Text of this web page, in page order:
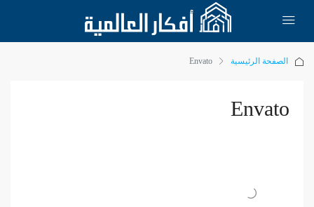
الصفحة الرئيسية Envato
Envato